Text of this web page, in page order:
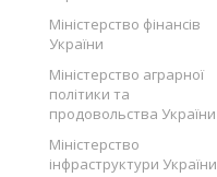
Міністерство фінансів
України
Міністерство аграрної
політики та
продовольства України
Міністерство
інфраструктури України